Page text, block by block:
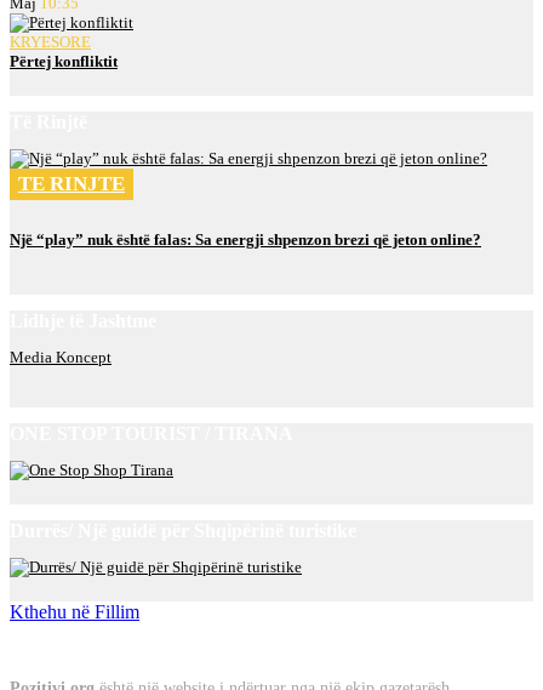
KRYESORE
Përtej konfliktit
TE RINJTE
Një “play” nuk është falas: Sa energji shpenzon brezi që jeton online?
Media Koncept
Kthehu në Fillim